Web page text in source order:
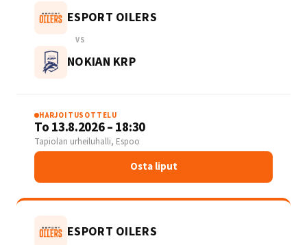
ESPORT OILERS
VS
NOKIAN KRP
HARJOITUSOTTELU
To 13.8.2026 – 18:30
Tapiolan urheiluhalli, Espoo
Osta liput
ESPORT OILERS